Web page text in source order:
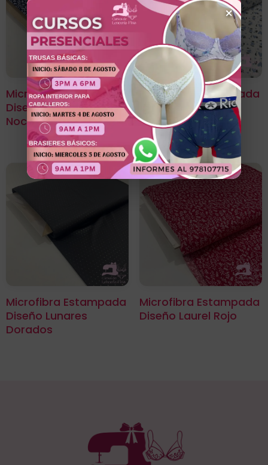
Microfibra Estampada
Diseño Laurel Azul
Noche
Microfibra Estampada
Diseño Heart Love
Microfibra Estampada
Diseño Lunares
Dorados
Microfibra Estampada
Diseño Laurel Rojo
×